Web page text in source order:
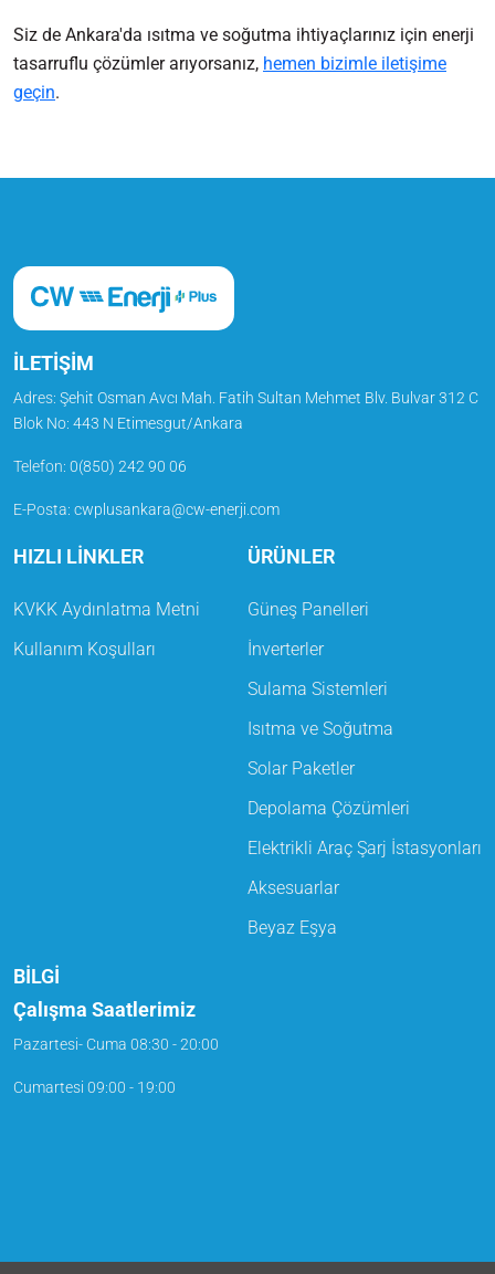
Siz de Ankara'da ısıtma ve soğutma ihtiyaçlarınız için enerji
tasarruflu çözümler arıyorsanız, hemen bizimle iletişime
geçin.
İLETİŞİM
Adres: Şehit Osman Avcı Mah. Fatih Sultan Mehmet Blv. Bulvar 312 C
Blok No: 443 N Etimesgut/Ankara
Telefon: 0(850) 242 90 06
E-Posta: cwplusankara@cw-enerji.com
HIZLI LİNKLER
KVKK Aydınlatma Metni
Kullanım Koşulları
ÜRÜNLER
Güneş Panelleri
İnverterler
Sulama Sistemleri
Isıtma ve Soğutma
Solar Paketler
Depolama Çözümleri
Elektrikli Araç Şarj İstasyonları
Aksesuarlar
Beyaz Eşya
BİLGİ
Çalışma Saatlerimiz
Pazartesi- Cuma 08:30 - 20:00
Cumartesi 09:00 - 19:00